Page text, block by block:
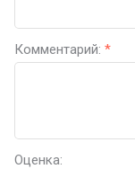
Комментарий: *
Оценка: